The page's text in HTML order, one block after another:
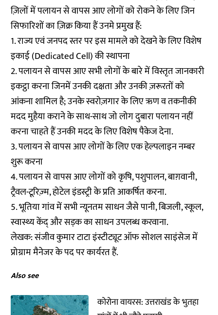
ज़िलों में पलायन से वापस आए लोगों को रोकने के लिए जिन
सिफारिशों का ज़िक्र किया हैं उनमे प्रमुख हैं:
1. राज्य एवं जनपद स्तर पर इस मामले को देखने के लिए विशेष
इकाई (Dedicated Cell) की स्थापना
2. पलायन से वापस आए सभी लोगों के बारे में विस्तृत जानकारी
इकट्ठा करना जिनमें उनकी दक्षता और उनकी ज़रूरतों को
आंकना शामिल है; उनके स्वरोज़गार के लिए ऋण व तकनीकी
मदद मुहैया कराने के साथ-साथ जो लोग दुबारा पलायन नहीं
करना चाहते हैं उनकी मदद के लिए विशेष पैकेज देना.
3. पलायन से वापस आए लोगों के लिए एक हेल्पलाइन नम्बर
शुरू करना
4. पलायन से वापस आए लोगों को कृषि, पशुपालन, बाग़वानी,
ट्रैवल-टूरिज़्म, होटेल इंडस्ट्री के प्रति आकर्षित करना.
5. भूतिया गांव में सभी न्यूनतम साधन जैसे पानी, बिजली, स्कूल,
स्वास्थ्य केंद् और सड़क का साधन उपलब्ध करवाना.
लेखक: संजीव कुमार टाटा इंस्टीट्यूट ऑफ सोशल साइंसेज में
प्रोग्राम मैनेजर के पद पर कार्यरत हैं.
Also see
कोरोना वायरस: उत्तराखंड के भुतहा